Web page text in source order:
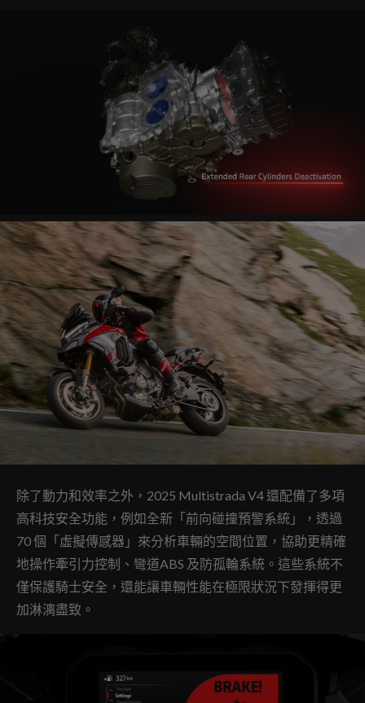
除了動力和效率之外，2025 Multistrada V4 還配備了多項
高科技安全功能，例如全新「前向碰撞預警系統」，透過
70 個「虛擬傳感器」來分析車輛的空間位置，協助更精確
地操作牽引力控制、彎道ABS 及防孤輪系統。這些系統不
僅保護騎士安全，還能讓車輛性能在極限狀況下發揮得更
加淋漓盡致。